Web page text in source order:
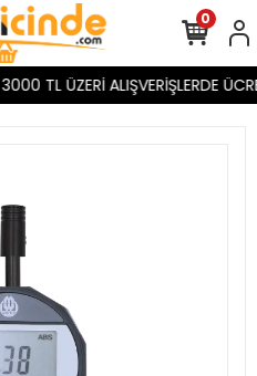
3000 TL ÜZERİ ALIŞVERİŞLERDE
0